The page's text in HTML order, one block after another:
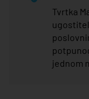
Tvrtka
jednom